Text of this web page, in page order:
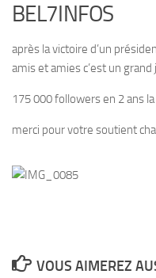
BEL7INFOS
après la victoire d’un
amis et amies c’est un
175 000 followers en 2 ans
merci pour votre soutient
VOUS AIMEREZ